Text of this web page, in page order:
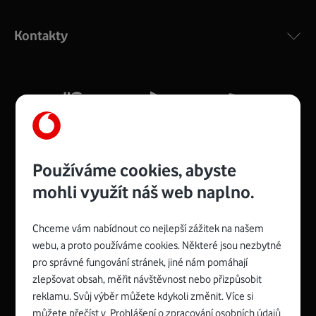
silný signál pro celou domácnost. Kompaktní rozměry 21
Více o COMPAL CH7465VF
Zyxel VMG8623-T50B:
Rozměry modemu jsou 16 x 22 x 7,5 cm (včetně stojánku)
a nabízí 4 gigabitové LAN porty a bezdrátové připojení Wi-
Spojte se s Vodafonem
Kontakty
Používáme cookies, abyste
mohli využít náš web naplno.
Chceme vám nabídnout co nejlepší zážitek na našem
webu, a proto používáme cookies. Některé jsou nezbytné
pro správné fungování stránek, jiné nám pomáhají
zlepšovat obsah, měřit návštěvnost nebo přizpůsobit
reklamu. Svůj výběr můžete kdykoli změnit. Více si
můžete přečíst v Prohlášení o zpracování osobních údajů